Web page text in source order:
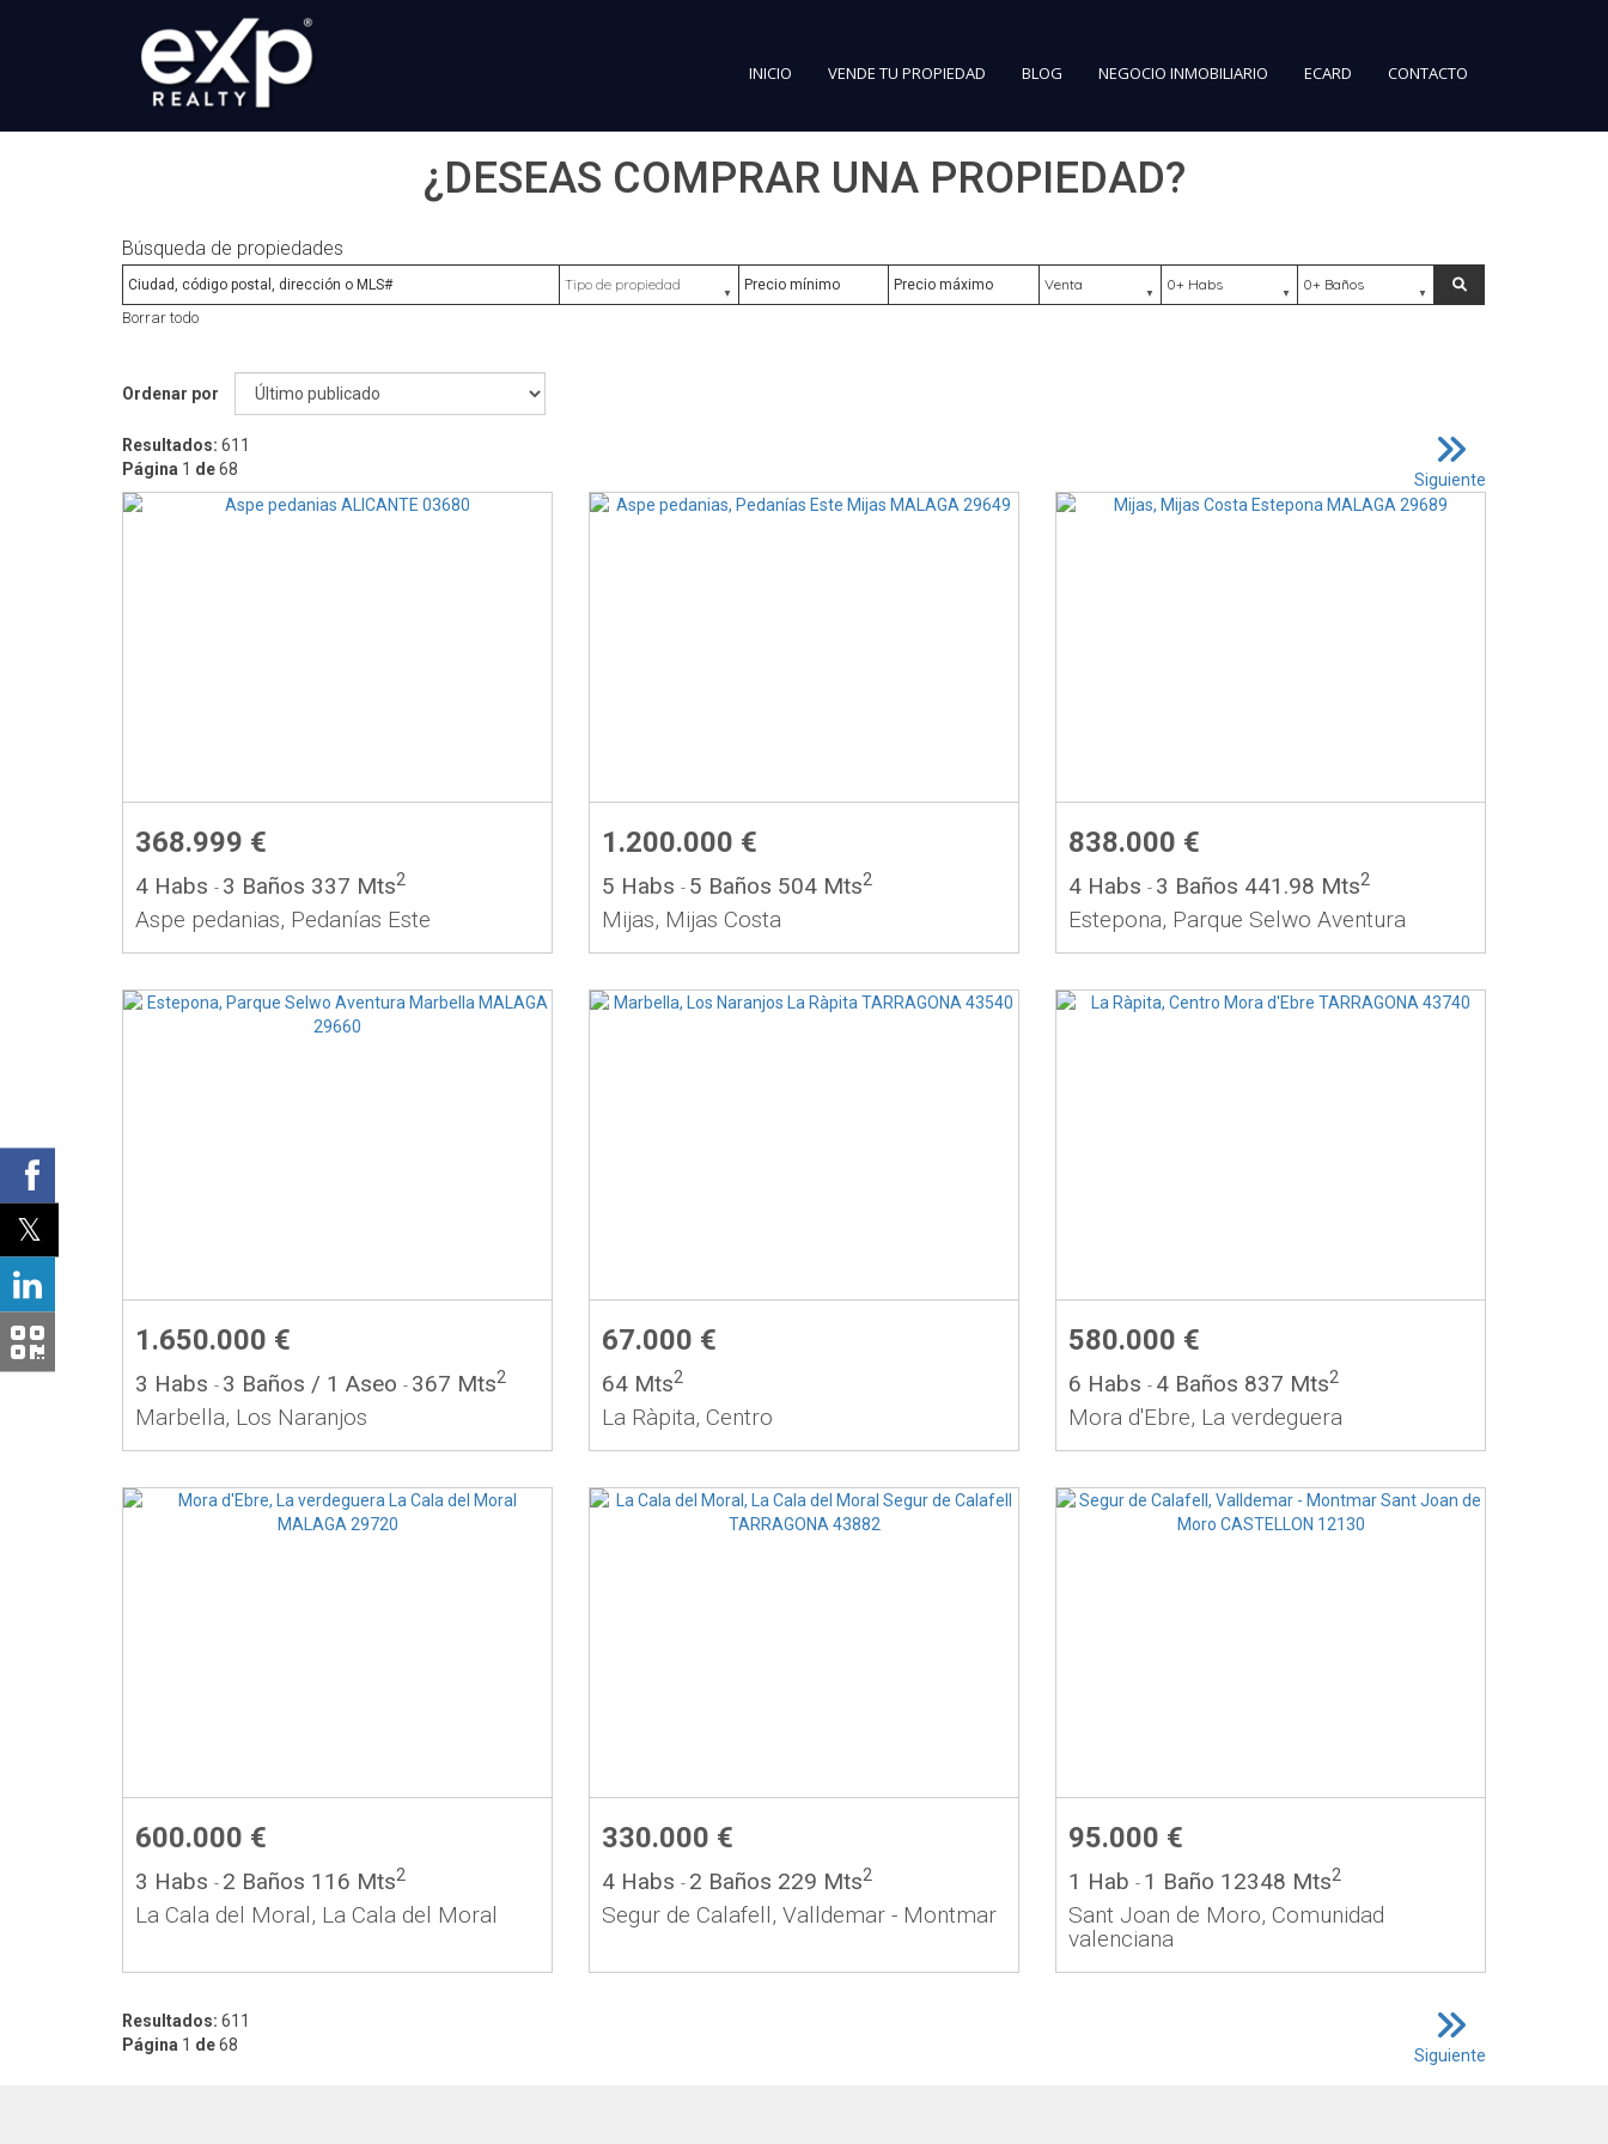
INICIO VENDE TU PROPIEDAD BLOG NEGOCIO INMOBILIARIO ECARD CONTACTO
¿DESEAS COMPRAR UNA PROPIEDAD?
Búsqueda de propiedades
Precio mínimo Precio máximo
Borrar todo
Ordenar por
Siguiente
Resultados: 611
Página 1 de68
368.999 €
4 Habs - 3 Baños 337 Mts2
Aspe pedanias, Pedanías Este
1.200.000 €
5 Habs - 5 Baños 504 Mts2
Mijas, Mijas Costa
838.000 €
4 Habs - 3 Baños 441.98 Mts2
Estepona, Parque Selwo Aventura
1.650.000 €
3 Habs - 3 Baños / 1 Aseo - 367 Mts2
Marbella, Los Naranjos
67.000 €
64 Mts2
La Ràpita, Centro
580.000 €
6 Habs - 4 Baños 837 Mts2
Mora d'Ebre, La verdeguera
600.000 €
3 Habs - 2 Baños 116 Mts2
La Cala del Moral, La Cala del Moral
330.000 €
4 Habs - 2 Baños 229 Mts2
Segur de Calafell, Valldemar - Montmar
95.000 €
1 Hab - 1 Baño 12348 Mts2
Sant Joan de Moro, Comunidad
valenciana
Siguiente
Resultados: 611
Página 1 de68